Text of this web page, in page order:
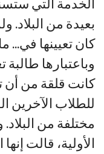
الخدمة التي
بعيدة من البلاد.
كان تعيينها في...
وباعتبارها
كانت قلقة من أن
للطلاب الآخرين
مختلفة من
الأولية، قالت